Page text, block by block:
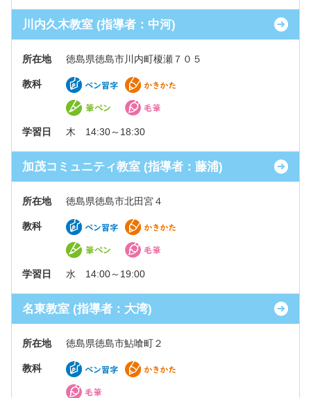
川内久木教室 (指導者：中河)
所在地 徳島県徳島市川内町榎瀬７０５
教科
学習日 木 14:30～18:30
加茂コミュニティ教室 (指導者：藤浦)
所在地 徳島県徳島市北田宮４
教科
学習日 水 14:00～19:00
名東教室 (指導者：大湾)
所在地 徳島県徳島市鮎喰町２
教科